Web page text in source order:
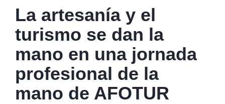
La artesanía y el
turismo se dan la
mano en una jornada
profesional de la
mano de AFOTUR